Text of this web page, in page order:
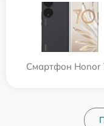
Смартфон Honor